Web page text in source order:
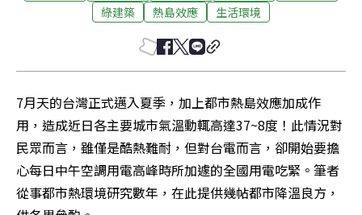
綠建築
熱島效應 生活環境
7月天的台灣正式邁入夏季，加上都市熱島效應加成作
用，造成近日各主要城市氣溫動輒高達37~8度！此情況對
民眾而言，雖僅是酷熱難耐，但對台電而言，卻開始要擔
心每日中午空調用電高峰時所加遽的全國用電吃緊。筆者
從事都市熱環境研究數年，在此提供幾帖都市降溫良方，